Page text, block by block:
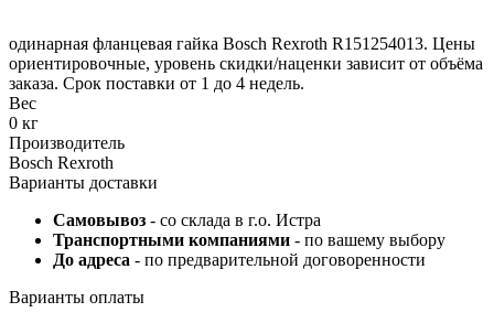
одинарная фланцевая гайка Bosch Rexroth R151254013. Цены
ориентировочные, уровень скидки/наценки зависит от объёма
заказа. Срок поставки от 1 до 4 недель.
Вес
0 кг
Производитель
Bosch Rexroth
Варианты доставки
Самовывоз - со склада в г.о. Истра
Транспортными компаниями - по вашему выбору
До адреса - по предварительной договоренности
Варианты оплаты